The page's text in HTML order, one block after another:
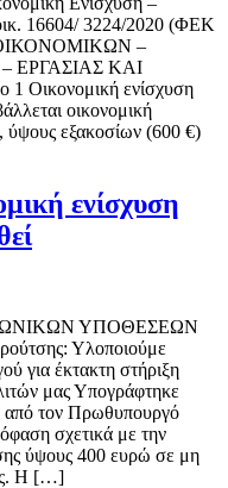
16604/ 3224/2020 (ΦΕΚ
ΟΙΚΟΝΟΜΙΚΩΝ –
ΚΑΙ
ενίσχυση
οικονομική
ύψους εξακοσίων (600 €)
ενίσχυση
ΥΠΟΘΕΣΕΩΝ
Υλοποιούμε
για έκτακτη στήριξη
μας Υπογράφτηκε
από τον Πρωθυπουργό
σχετικά με την
ύψους 400 ευρώ σε μη
Η […]